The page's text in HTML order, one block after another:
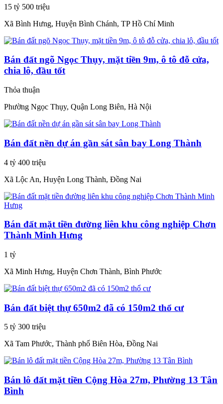
15 tỷ 500 triệu
Xã Bình Hưng, Huyện Bình Chánh, TP Hồ Chí Minh
Bán đất ngõ Ngọc Thụy, mặt tiền 9m, ô tô đỗ cửa,
chia lô, đầu tốt
Thỏa thuận
Phường Ngọc Thụy, Quận Long Biên, Hà Nội
Bán đất nền dự án gần sát sân bay Long Thành
4 tỷ 400 triệu
Xã Lộc An, Huyện Long Thành, Đồng Nai
Bán đất mặt tiền đường liên khu công nghiệp Chơn
Thành Minh Hưng
1 tỷ
Xã Minh Hưng, Huyện Chơn Thành, Bình Phước
Bán đất biệt thự 650m2 đã có 150m2 thổ cư
5 tỷ 300 triệu
Xã Tam Phước, Thành phố Biên Hòa, Đồng Nai
Bán lô đất mặt tiền Cộng Hòa 27m, Phường 13 Tân
Bình